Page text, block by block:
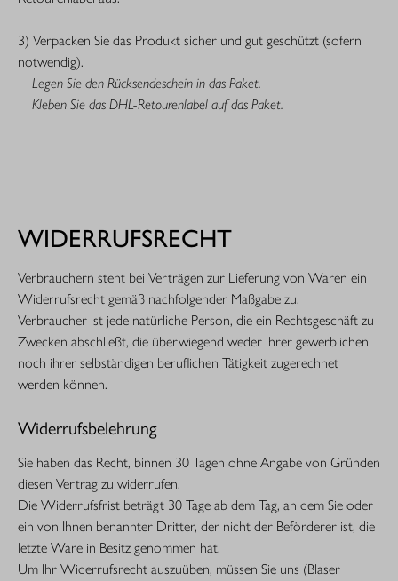
3) Verpacken Sie das Produkt sicher und gut geschützt (sofern
notwendig).
Legen Sie den Rücksendeschein in das Paket.
Kleben Sie das DHL-Retourenlabel auf das Paket.
WIDERRUFSRECHT
Verbrauchern steht bei Verträgen zur Lieferung von Waren ein
Widerrufsrecht gemäß nachfolgender Maßgabe zu.
Verbraucher ist jede natürliche Person, die ein Rechtsgeschäft zu
Zwecken abschließt, die überwiegend weder ihrer gewerblichen
noch ihrer selbständigen beruflichen Tätigkeit zugerechnet
werden können.
Widerrufsbelehrung
Sie haben das Recht, binnen 30 Tagen ohne Angabe von Gründen
diesen Vertrag zu widerrufen.
Die Widerrufsfrist beträgt 30 Tage ab dem Tag, an dem Sie oder
ein von Ihnen benannter Dritter, der nicht der Beförderer ist, die
letzte Ware in Besitz genommen hat.
Um Ihr Widerrufsrecht auszuüben, müssen Sie uns (Blaser